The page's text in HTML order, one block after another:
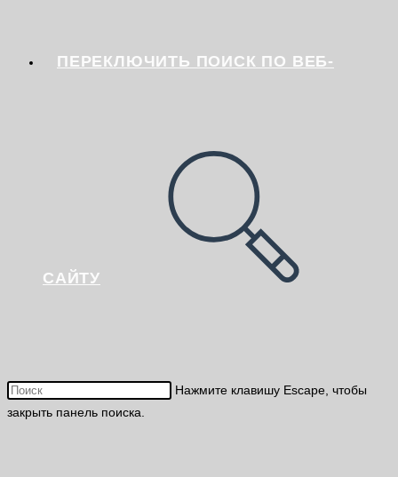
ПЕРЕКЛЮЧИТЬ ПОИСК ПО ВЕБ-
САЙТУ
Нажмите клавишу Escape, чтобы
закрыть панель поиска.